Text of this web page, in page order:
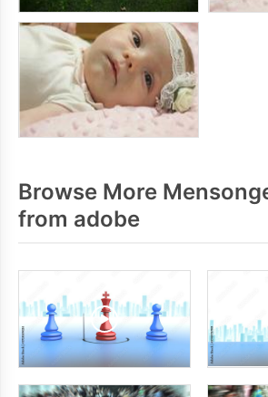
Browse More
from adobe